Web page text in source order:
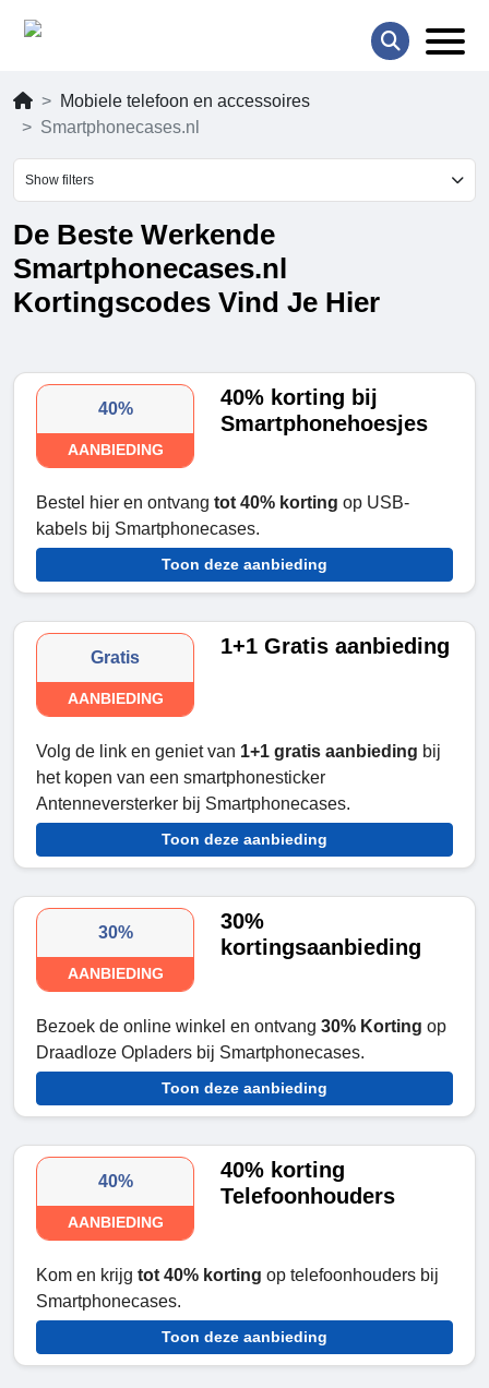
Mobiele telefoon en accessoires
Smartphonecases.nl
Show filters
De Beste Werkende
Smartphonecases.nl
Kortingscodes Vind Je Hier
40%
AANBIEDING
40% korting bij
Smartphonehoesjes
Bestel hier en ontvang tot 40% korting op USB-
kabels bij Smartphonecases.
Toon deze aanbieding
Gratis
AANBIEDING
1+1 Gratis aanbieding
Volg de link en geniet van 1+1 gratis aanbieding bij
het kopen van een smartphonesticker
Antenneversterker bij Smartphonecases.
Toon deze aanbieding
30%
AANBIEDING
30%
kortingsaanbieding
Bezoek de online winkel en ontvang 30% Korting op
Draadloze Opladers bij Smartphonecases.
Toon deze aanbieding
40%
AANBIEDING
40% korting
Telefoonhouders
Kom en krijg tot 40% korting op telefoonhouders bij
Smartphonecases.
Toon deze aanbieding